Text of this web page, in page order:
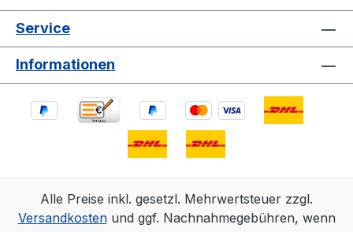
Service
Informationen
Alle Preise inkl. gesetzl. Mehrwertsteuer zzgl.
Versandkostenund ggf. Nachnahmegebühren, wenn